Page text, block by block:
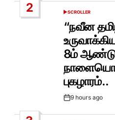
2
POSTED
IN
SCROLLER
“நவீன
8ம் ஆண்டு
புகழாரம்..
Post9 hours ago